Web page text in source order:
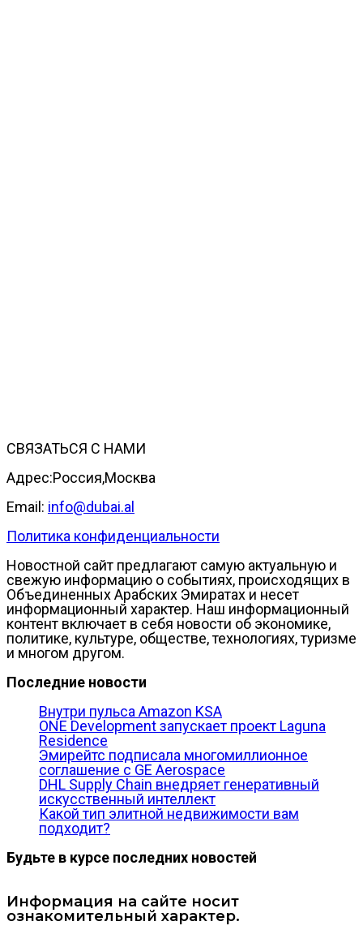
СВЯЗАТЬСЯ С НАМИ
Адрес:Россия,Москва
Email: info@dubai.al
Политика конфиденциальности
Новостной сайт предлагают самую актуальную и
свежую информацию о событиях, происходящих в
Объединенных Арабских Эмиратах и несет
информационный характер. Наш информационный
контент включает в себя новости об экономике,
политике, культуре, обществе, технологиях, туризме
и многом другом.
Последние новости
Внутри пульса Amazon KSA
ONE Development запускает проект Laguna
Residence
Эмирейтс подписала многомиллионное
соглашение с GE Aerospace
DHL Supply Chain внедряет генеративный
искусственный интеллект
Какой тип элитной недвижимости вам
подходит?
Будьте в курсе последних новостей
Информация на сайте носит
ознакомительный характер.